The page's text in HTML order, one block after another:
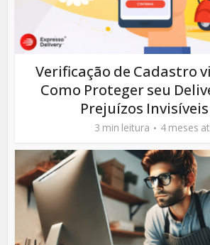
Verificação de Cadastro
Como Proteger seu
Prejuízos Invisíveis
3 min leitura 4 meses